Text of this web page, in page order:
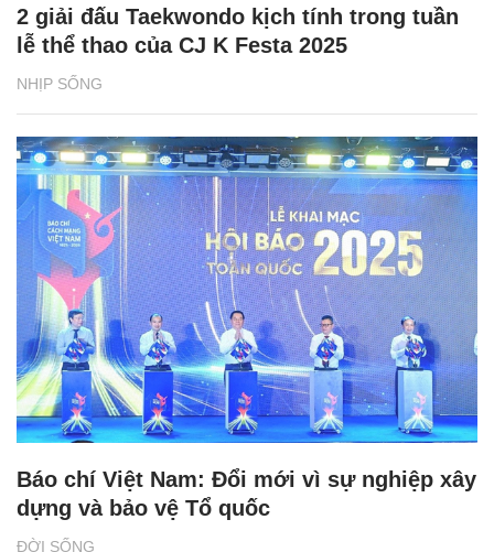
NHỊP SỐNG
2 giải đấu Taekwondo kịch tính trong tuần
lễ thể thao của CJ K Festa 2025
ĐỜI SỐNG
Báo chí Việt Nam: Đổi mới vì sự nghiệp xây
dựng và bảo vệ Tổ quốc